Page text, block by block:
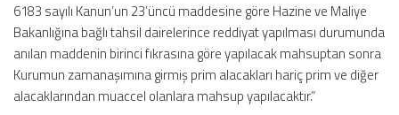
6183 sayılı Kanun’un 23’üncü maddesine göre Hazine ve Maliye
Bakanlığına bağlı tahsil dairelerince reddiyat yapılması durumunda
anılan maddenin birinci fıkrasına göre yapılacak mahsuptan sonra
Kurumun zamanaşımına girmiş prim alacakları hariç prim ve diğer
alacaklarından muaccel olanlara mahsup yapılacaktır.”